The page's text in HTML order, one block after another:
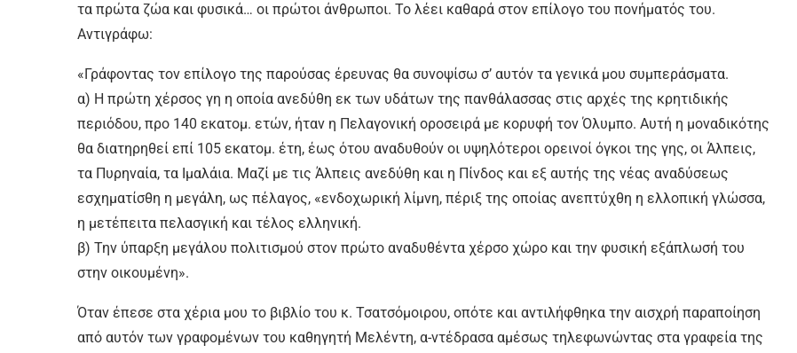
τα πρώτα ζώα και φυσικά… οι πρώτοι άνθρωποι. Το λέει καθαρά στον επίλογο του πονήματός του.
Αντιγράφω:
«Γράφοντας τον επίλογο της παρούσας έρευνας θα συνοψίσω σ’ αυτόν τα γενικά μου συμπεράσματα.
α) Η πρώτη χέρσος γη η οποία ανεδύθη εκ των υδάτων της πανθάλασσας στις αρχές της κρητιδικής
περιόδου, προ 140 εκατομ. ετών, ήταν η Πελαγονική οροσειρά με κορυφή τον Όλυμπο. Αυτή η μοναδικότης
θα διατηρηθεί επί 105 εκατομ. έτη, έως ότου αναδυθούν οι υψηλότεροι ορεινοί όγκοι της γης, οι Άλπεις,
τα Πυρηναία, τα Ιμαλάια. Μαζί με τις Άλπεις ανεδύθη και η Πίνδος και εξ αυτής της νέας αναδύσεως
εσχηματίσθη η μεγάλη, ως πέλαγος, «ενδοχωρική λίμνη, πέριξ της οποίας ανεπτύχθη η ελλοπική γλώσσα,
η μετέπειτα πελασγική και τέλος ελληνική.
β) Την ύπαρξη μεγάλου πολιτισμού στον πρώτο αναδυθέντα χέρσο χώρο και την φυσική εξάπλωσή του
στην οικουμένη».
Όταν έπεσε στα χέρια μου το βιβλίο του κ. Τσατσόμοιρου, οπότε και αντιλήφθηκα την αισχρή παραποίηση
από αυτόν των γραφομένων του καθηγητή Μελέντη, α-ντέδρασα αμέσως τηλεφωνώντας στα γραφεία της